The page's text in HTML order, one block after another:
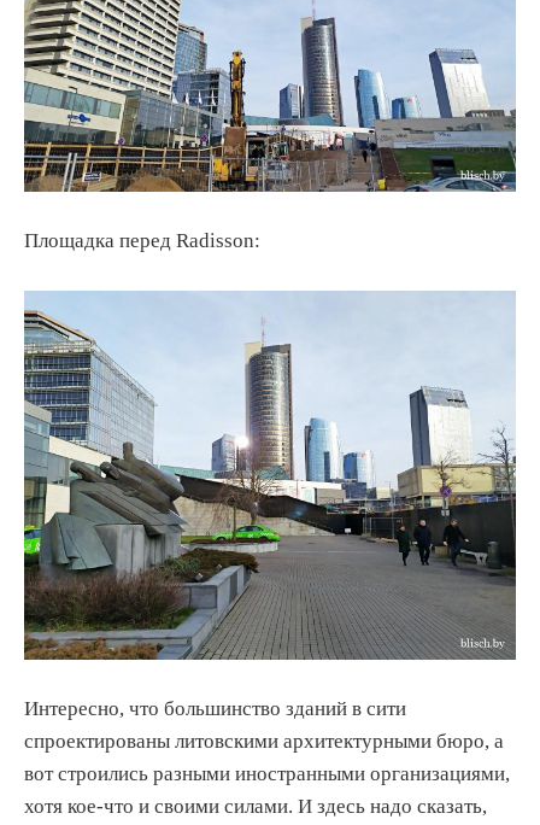
Площадка перед Radisson:
Интересно, что большинство зданий в сити
спроектированы литовскими архитектурными бюро, а
вот строились разными иностранными организациями,
хотя кое-что и своими силами. И здесь надо сказать,